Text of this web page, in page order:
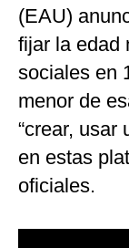
EEUU
México
Internacional
Tecnología
Club del Suscriptor
Mix
(EAU)
fijar la edad
sociales en
menor de
“crear, usar
en estas
oficiales.